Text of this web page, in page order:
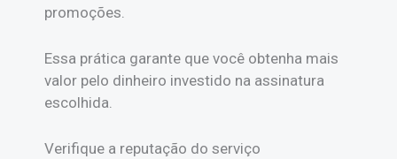
promoções.
Essa prática garante que você obtenha mais
valor pelo dinheiro investido na assinatura
escolhida.
Verifique a reputação do serviço